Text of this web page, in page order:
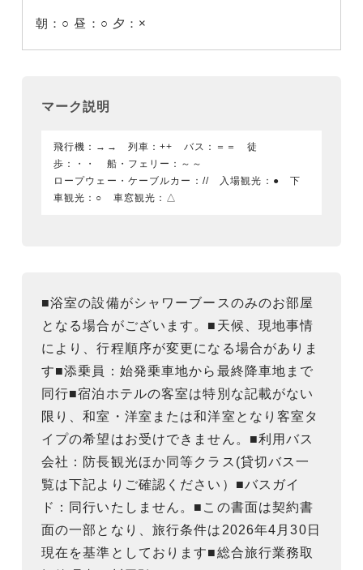
朝：○ 昼：○ 夕：×
マーク説明
飛行機：→→ 列車：++ バス：＝＝ 徒
歩：・・ 船・フェリー：～～
ロープウェー・ケーブルカー：// 入場観光：● 下
車観光：○ 車窓観光：△
■浴室の設備がシャワーブースのみのお部屋
となる場合がございます。■天候、現地事情
により、行程順序が変更になる場合がありま
す■添乗員：始発乗車地から最終降車地まで
同行■宿泊ホテルの客室は特別な記載がない
限り、和室・洋室または和洋室となり客室タ
イプの希望はお受けできません。■利用バス
会社：防長観光ほか同等クラス(貸切バス一
覧は下記よりご確認ください）■バスガイ
ド：同行いたしません。■この書面は契約書
面の一部となり、旅行条件は2026年4月30日
現在を基準としております■総合旅行業務取